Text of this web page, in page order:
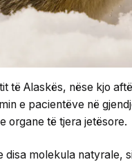
të Alaskës, nëse kjo
e pacientëve në
organe të tjera jetësore.
disa molekula natyrale,